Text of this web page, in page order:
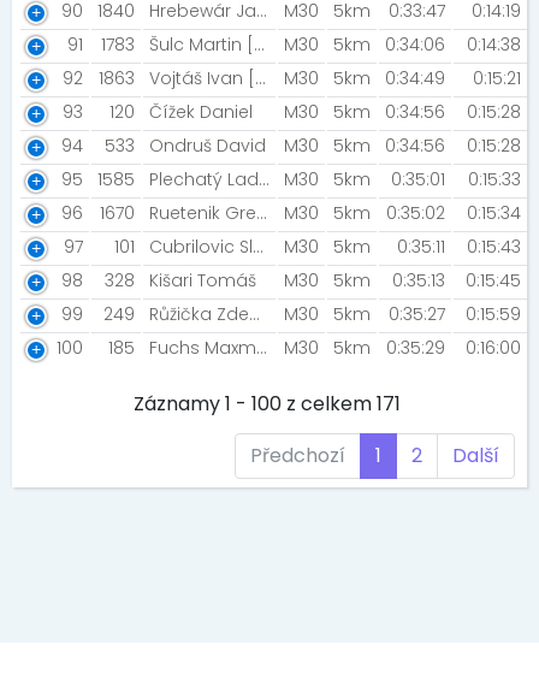
90
1840 Hrebewár Jakub M30 5km 0:33:47
0:14:19
91
1783 Šulc Martin [Unfuckingbelievable] M30 5km 0:34:06
0:14:38
92
1863 Vojtáš Ivan [Korejzova Legal vos] M30 5km 0:34:49
0:15:21
93
120 Čížek Daniel M30 5km 0:34:56
0:15:28
94
533 Ondruš David M30 5km 0:34:56
0:15:28
95
1585 Plechatý Ladislav [Rozběháme Česko] M30 5km 0:35:01
0:15:33
96
1670 Ruetenik Gregory M30 5km 0:35:02
0:15:34
97
101 Cubrilovic Slobodan [Cunami Family ] M30 5km 0:35:11
0:15:43
98
328 Kišari Tomáš M30 5km 0:35:13
0:15:45
99
249 Růžička Zdeněk M30 5km 0:35:27
0:15:59
100
185 Fuchs Maxmilián M30 5km 0:35:29 0:16:00
Záznamy 1 - 100 z celkem 171
Předchozí
1 2 Další